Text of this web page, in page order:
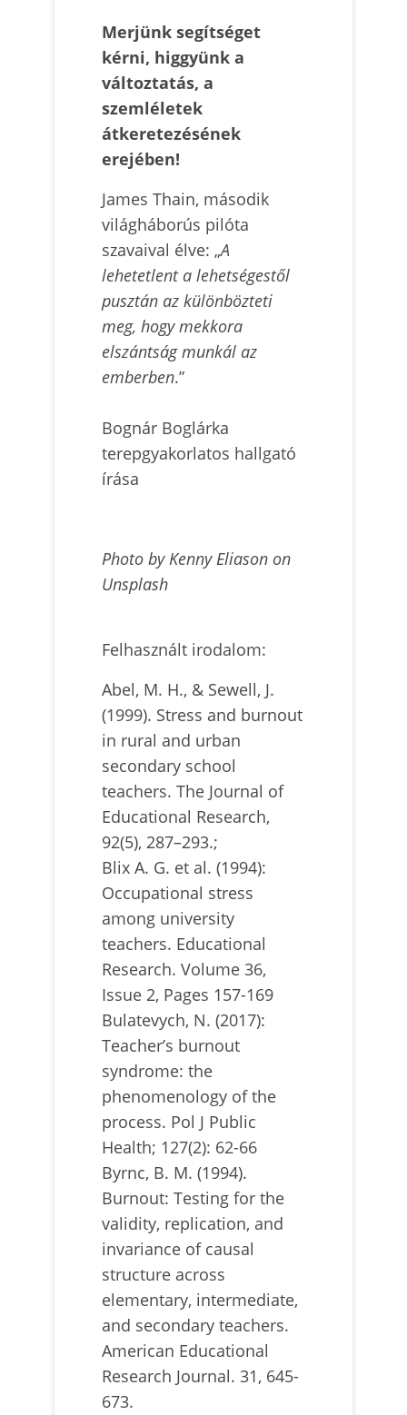
Merjünk segítséget
kérni, higgyünk a
változtatás, a
szemléletek
átkeretezésének
erejében!
James Thain, második
világháborús pilóta
szavaival élve: „A
lehetetlent a lehetségestől
pusztán az különbözteti
meg, hogy mekkora
elszántság munkál az
emberben.”
Bognár Boglárka
terepgyakorlatos hallgató
írása
Photo by Kenny Eliason on
Unsplash
Felhasznált irodalom:
Abel, M. H., & Sewell, J.
(1999). Stress and burnout
in rural and urban
secondary school
teachers. The Journal of
Educational Research,
92(5), 287–293.;
Blix A. G. et al. (1994):
Occupational stress
among university
teachers. Educational
Research. Volume 36,
Issue 2, Pages 157-169
Bulatevych, N. (2017):
Teacher’s burnout
syndrome: the
phenomenology of the
process. Pol J Public
Health; 127(2): 62-66
Byrnc, B. M. (1994).
Burnout: Testing for the
validity, replication, and
invariance of causal
structure across
elementary, intermediate,
and secondary teachers.
American Educational
Research Journal. 31, 645-
673.